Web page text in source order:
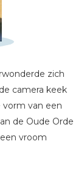
zich
camera keek
van een
de Oude Orde
vroom